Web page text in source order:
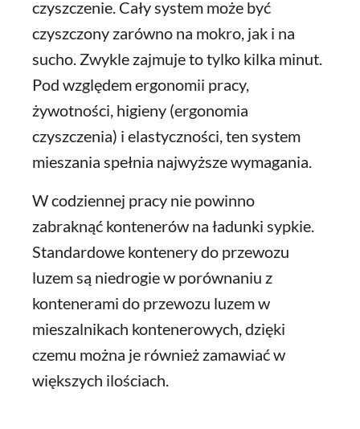
czyszczenie. Cały system może być
czyszczony zarówno na mokro, jak i na
sucho. Zwykle zajmuje to tylko kilka minut.
Pod względem ergonomii pracy,
żywotności, higieny (ergonomia
czyszczenia) i elastyczności, ten system
mieszania spełnia najwyższe wymagania.
W codziennej pracy nie powinno
zabraknąć kontenerów na ładunki sypkie.
Standardowe kontenery do przewozu
luzem są niedrogie w porównaniu z
kontenerami do przewozu luzem w
mieszalnikach kontenerowych, dzięki
czemu można je również zamawiać w
większych ilościach.